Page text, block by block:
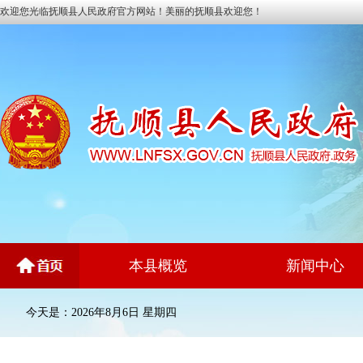
欢迎您光临抚顺县人民政府官方网站！美丽的抚顺县欢迎您！
本县概览 新闻中心
今天是：2026年8月6日 星期四